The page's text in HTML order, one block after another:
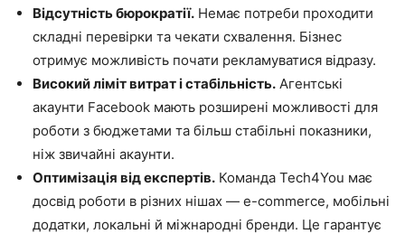
Відсутність бюрократії. Немає потреби проходити
складні перевірки та чекати схвалення. Бізнес
отримує можливість почати рекламуватися відразу.
Високий ліміт витрат і стабільність. Агентські
акаунти Facebook мають розширені можливості для
роботи з бюджетами та більш стабільні показники,
ніж звичайні акаунти.
Оптимізація від експертів. Команда Tech4You має
досвід роботи в різних нішах — e-commerce, мобільні
додатки, локальні й міжнародні бренди. Це гарантує